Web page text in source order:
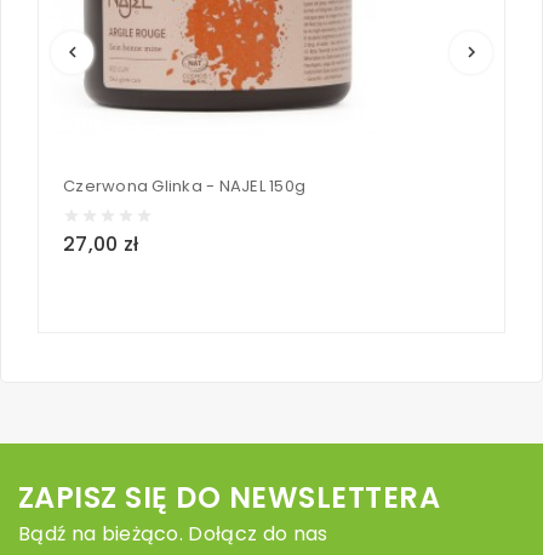
keyboard_arrow_left keyboard_arrow_right
Czerwona Glinka - NAJEL 150g
27,00 zł
ZAPISZ SIĘ DO NEWSLETTERA
Bądź na bieżąco. Dołącz do nas